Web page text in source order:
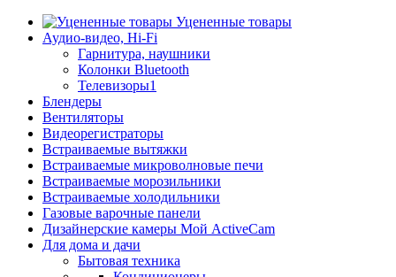
Уцененные товары
Аудио-видео, Hi-Fi
Гарнитура, наушники
Колонки Bluetooth
Телевизоры1
Блендеры
Вентиляторы
Видеорегистраторы
Встраиваемые вытяжки
Встраиваемые микроволновые печи
Встраиваемые морозильники
Встраиваемые холодильники
Газовые варочные панели
Дизайнерские камеры Мой ActiveCam
Для дома и дачи
Бытовая техника